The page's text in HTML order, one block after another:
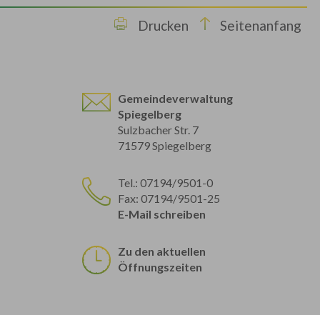
Drucken Seitenanfang
Gemeindeverwaltung
Spiegelberg
Sulzbacher Str. 7
71579 Spiegelberg
Tel.: 07194/9501-0
Fax: 07194/9501-25
E-Mail schreiben
Zu den aktuellen
Öffnungszeiten